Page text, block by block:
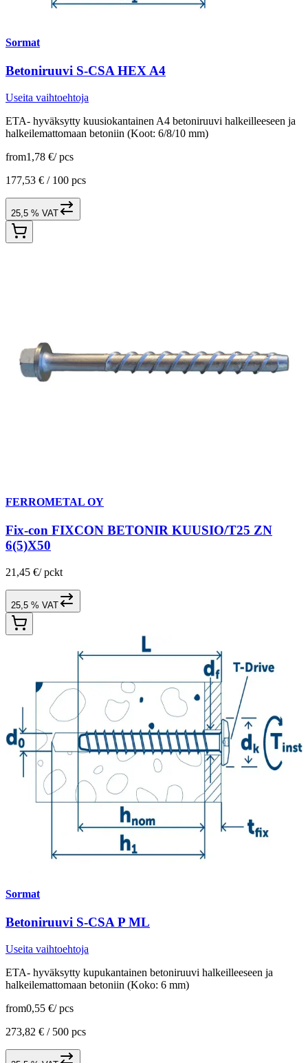
Sormat
Betoniruuvi S-CSA HEX A4
Useita vaihtoehtoja
ETA- hyväksytty kuusiokantainen A4 betoniruuvi halkeilleeseen ja
halkeilemattomaan betoniin (Koot: 6/8/10 mm)
from1,78 €/ pcs
177,53 € / 100 pcs
25,5 % VAT
FERROMETAL OY
Fix-con FIXCON BETONIR KUUSIO/T25 ZN
6(5)X50
21,45 €/ pckt
25,5 % VAT
Sormat
Betoniruuvi S-CSA P ML
Useita vaihtoehtoja
ETA- hyväksytty kupukantainen betoniruuvi halkeilleeseen ja
halkeilemattomaan betoniin (Koko: 6 mm)
from0,55 €/ pcs
273,82 € / 500 pcs